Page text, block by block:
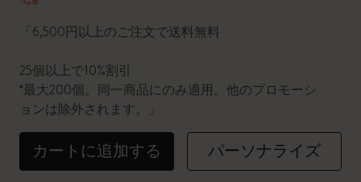
「6,500円以上のご注文で送料無料
25個以上で10%割引
*最大200個。同一商品にのみ適用。他のプロモーシ
ョンは除外されます。」
カートに追加する パーソナライズ